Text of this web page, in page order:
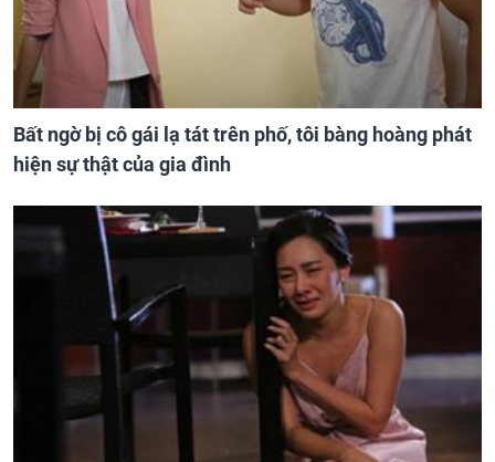
Bất ngờ bị cô gái lạ tát trên phố, tôi bàng hoàng phát
hiện sự thật của gia đình